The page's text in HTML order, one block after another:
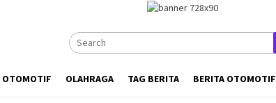
OTOMOTIF OLAHRAGA TAG BERITA BERITA OTOMOTIF